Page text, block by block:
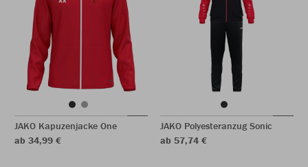
JAKO Kapuzenjacke One
ab 34,99 €
JAKO Polyesteranzug Sonic
ab 57,74 €